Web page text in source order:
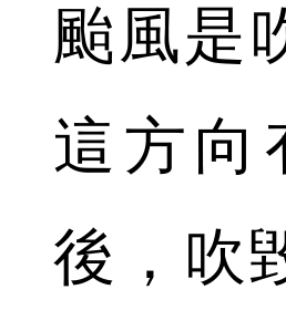
颱風是
這方向
後，吹